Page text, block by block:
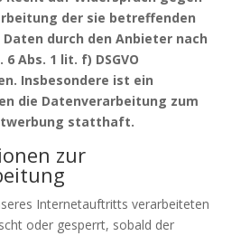
der sie betreffenden
durch den Anbieter nach
Abs. 1 lit. f) DSGVO
Insbesondere ist ein
die Datenverarbeitung zum
statthaft.
zur
Internetauftritts verarbeiteten
oder gesperrt, sobald der